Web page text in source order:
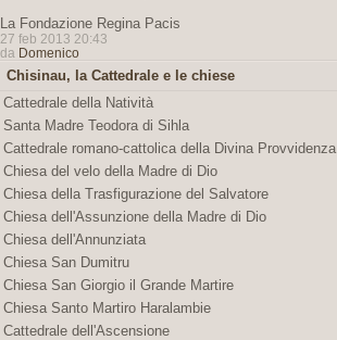
La Fondazione Regina Pacis
27 feb 2013 20:43
da Domenico
Chisinau, la Cattedrale e le chiese
Cattedrale della Natività
Santa Madre Teodora di Sihla
Cattedrale romano-cattolica della Divina Provvidenza
Chiesa del velo della Madre di Dio
Chiesa della Trasfigurazione del Salvatore
Chiesa dell'Assunzione della Madre di Dio
Chiesa dell'Annunziata
Chiesa San Dumitru
Chiesa San Giorgio il Grande Martire
Chiesa Santo Martiro Haralambie
Cattedrale dell'Ascensione